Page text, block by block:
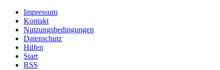
Impressum
Kontakt
Nutzungsbedingungen
Datenschutz
Hilfen
Start
RSS